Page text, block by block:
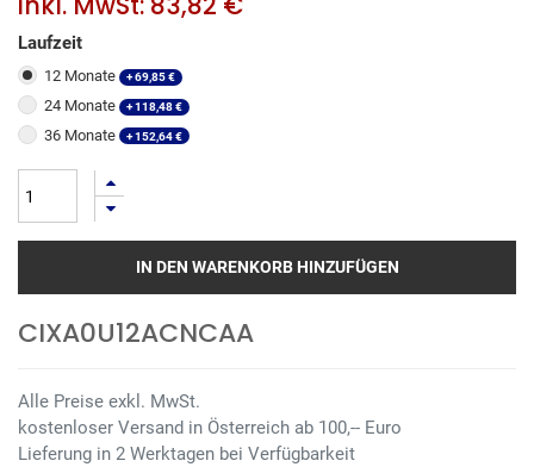
Laufzeit
12 Monate +69,85€
24 Monate +118,48€
36 Monate +152,64€
IN DEN WARENKORB HINZUFÜGEN
CIXA0U12ACNCAA
Alle Preise exkl. MwSt.
kostenloser Versand in Österreich ab 100,-- Euro
Lieferung in 2 Werktagen bei Verfügbarkeit